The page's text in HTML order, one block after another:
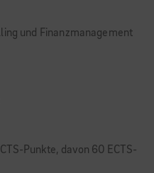
und Finanzmanagement
Punkte, davon 60 ECTS-